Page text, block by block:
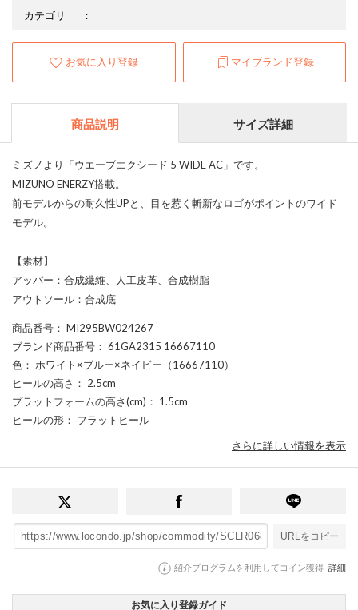
カテゴリ
：
お気に入り登録 マイブランド登録
商品説明 サイズ詳細
ミズノより「ウエーブエクシード 5 WIDE AC」です。
MIZUNO ENERZY搭載。
前モデルからの耐久性UPと、目を惹く斬新なロゴがポイントのワイド
モデル。
【素材】
アッパー：合成繊維、人工皮革、合成樹脂
アウトソール：合成底
商品番号 ： MI295BW024267
ブランド商品番号 ： 61GA2315 16667110
色 ： ホワイト×ブルー×ネイビー（16667110）
ヒールの高さ ： 2.5cm
プラットフォームの高さ(cm) ： 1.5cm
ヒールの形 ： フラットヒール
さらに詳しい情報を表示
URLをコピー
紹介プログラムを利用してコイン獲得 詳細
お気に入り登録ガイド